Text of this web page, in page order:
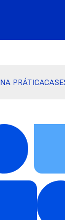
NA PRÁTICA